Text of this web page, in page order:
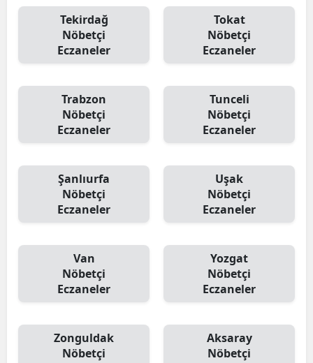
Tekirdağ
Nöbetçi
Eczaneler
Tokat
Nöbetçi
Eczaneler
Trabzon
Nöbetçi
Eczaneler
Tunceli
Nöbetçi
Eczaneler
Şanlıurfa
Nöbetçi
Eczaneler
Uşak
Nöbetçi
Eczaneler
Van
Nöbetçi
Eczaneler
Yozgat
Nöbetçi
Eczaneler
Zonguldak
Nöbetçi
Aksaray
Nöbetçi